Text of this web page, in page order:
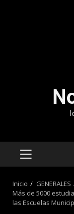
MENÚ
Inicio
GENERALES
Más de 5000
las Escuelas